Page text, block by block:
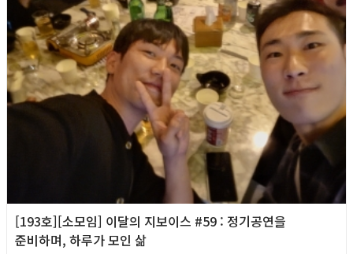
[193호][소모임] 이달의 지보이스 #59 : 정기공연을
준비하며, 하루가 모인 삶